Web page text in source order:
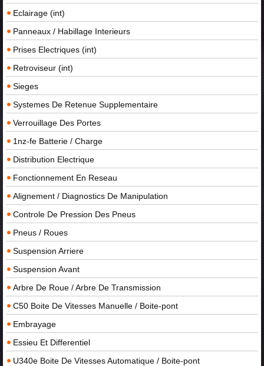
Eclairage (int)
Panneaux / Habillage Interieurs
Prises Electriques (int)
Retroviseur (int)
Sieges
Systemes De Retenue Supplementaire
Verrouillage Des Portes
1nz-fe Batterie / Charge
Distribution Electrique
Fonctionnement En Reseau
Alignement / Diagnostics De Manipulation
Controle De Pression Des Pneus
Pneus / Roues
Suspension Arriere
Suspension Avant
Arbre De Roue / Arbre De Transmission
C50 Boite De Vitesses Manuelle / Boite-pont
Embrayage
Essieu Et Differentiel
U340e Boite De Vitesses Automatique / Boite-pont